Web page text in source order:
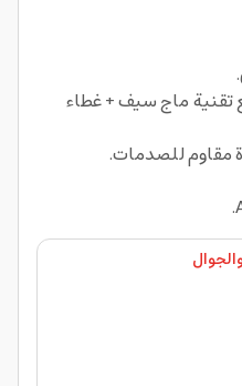
تقنية ماج سيف + غطاء
مقاوم للصدمات.